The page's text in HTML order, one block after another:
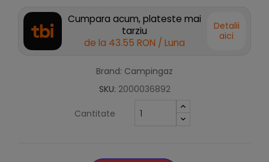
Cumpara acum, plateste mai
tarziu
de la 43.55 RON / Luna
Detalii
aici
Brand: Campingaz
SKU: 2000036892
Cantitate